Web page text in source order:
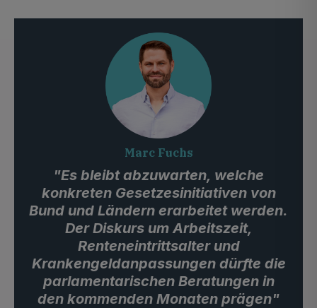
Marc Fuchs
"Es bleibt abzuwarten, welche
konkreten Gesetzesinitiativen von
Bund und Ländern erarbeitet werden.
Der Diskurs um Arbeitszeit,
Renteneintrittsalter und
Krankengeldanpassungen dürfte die
parlamentarischen Beratungen in
den kommenden Monaten prägen"